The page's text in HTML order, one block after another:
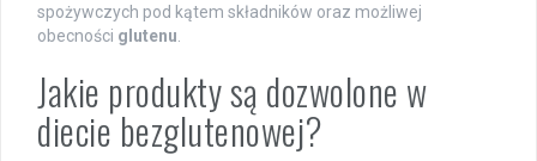
spożywczych pod kątem składników oraz możliwej
obecności glutenu
Jakie produkty są dozwolone w
diecie bezglutenowej?